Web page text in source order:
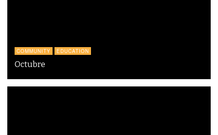
COMMUNITY EDUCATION
Octubre